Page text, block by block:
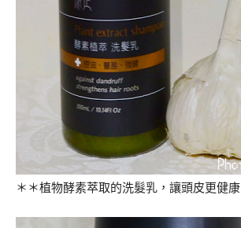
＊＊植物酵素萃取的洗髮乳，讓頭皮更健康